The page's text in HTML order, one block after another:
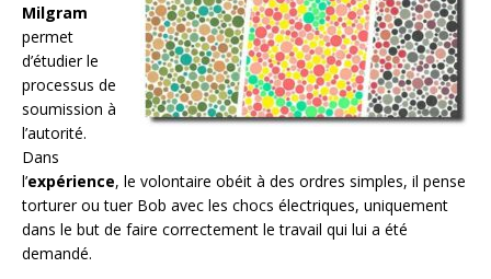
Milgram
permet
d’étudier le
processus de
soumission à
l’autorité.
Dans
l’expérience, le volontaire obéit à des ordres simples, il pense
torturer ou tuer Bob avec les chocs électriques, uniquement
dans le but de faire correctement le travail qui lui a été
demandé.